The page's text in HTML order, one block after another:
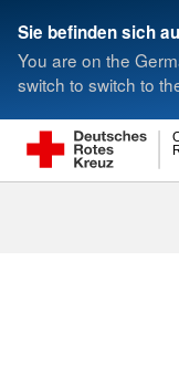
Sie befinden sich
You are on the
switch to switch to